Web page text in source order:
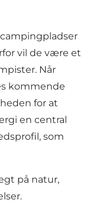
vil de være et
Når
kommende
for at
en central
som
på natur,